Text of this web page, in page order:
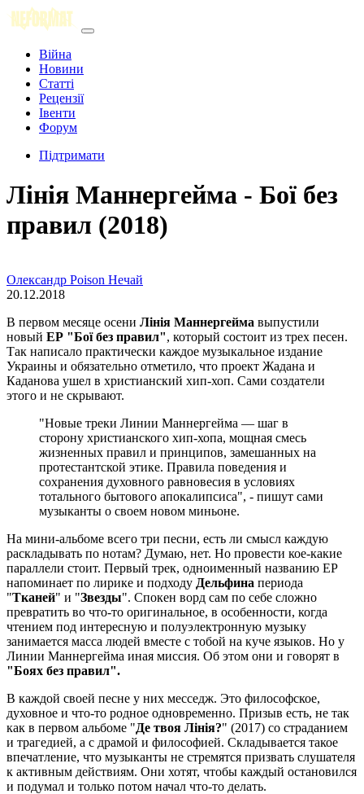
Війна
Новини
Статті
Рецензії
Івенти
Форум
Підтримати
Лінія Маннергейма - Бої без
правил (2018)
Олександр Poison Нечай
20.12.2018
В первом месяце осени Лінія Маннергейма выпустили
новый ЕР "Бої без правил", который состоит из трех песен.
Так написало практически каждое музыкальное издание
Украины и обязательно отметило, что проект Жадана и
Каданова ушел в христианский хип-хоп. Сами создатели
этого и не скрывают.
"Новые треки Линии Маннергейма — шаг в
сторону христианского хип-хопа, мощная смесь
жизненных правил и принципов, замешанных на
протестантской этике. Правила поведения и
сохранения духовного равновесия в условиях
тотального бытового апокалипсиса", - пишут сами
музыканты о своем новом миньоне.
На мини-альбоме всего три песни, есть ли смысл каждую
раскладывать по нотам? Думаю, нет. Но провести кое-какие
параллели стоит. Первый трек, одноименный названию ЕР
напоминает по лирике и подходу Дельфина периода
"Тканей" и "Звезды". Спокен ворд сам по себе сложно
превратить во что-то оригинальное, в особенности, когда
чтением под интересную и полуэлектронную музыку
занимается масса людей вместе с тобой на куче языков. Но у
Линии Маннергейма иная миссия. Об этом они и говорят в
"Боях без правил".
В каждой своей песне у них месседж. Это философское,
духовное и что-то родное одновременно. Призыв есть, не так
как в первом альбоме "Де твоя Лінія?" (2017) со страданием
и трагедией, а с драмой и философией. Складывается такое
впечатление, что музыканты не стремятся призвать слушателя
к активным действиям. Они хотят, чтобы каждый остановился
и подумал и только потом начал что-то делать.